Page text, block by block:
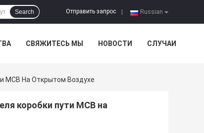
Russian
Отправить запрос
Search
СВЯЖИТЕСЬ МЫ НОВОСТИ СЛУЧАИ
MCB На Открытом Воздухе
коробки пути MCB на